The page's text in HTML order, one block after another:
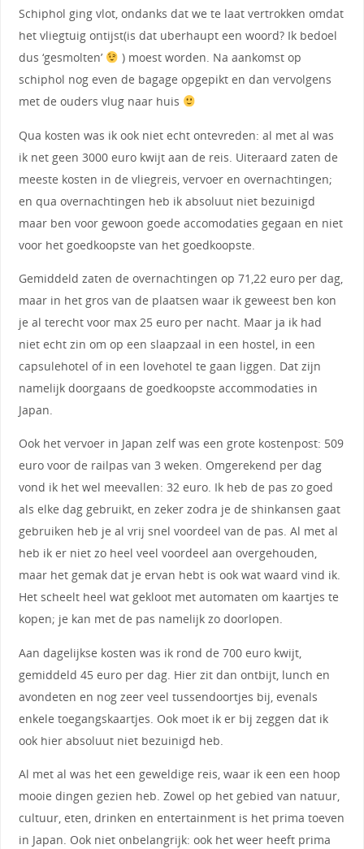
Schiphol ging vlot, ondanks dat we te laat vertrokken omdat
het vliegtuig ontijst(is dat uberhaupt een woord? Ik bedoel
dus ‘gesmolten’
) moest worden. Na aankomst op
schiphol nog even de bagage opgepikt en dan vervolgens
met de ouders vlug naar huis
Qua kosten was ik ook niet echt ontevreden: al met al was
ik net geen 3000 euro kwijt aan de reis. Uiteraard zaten de
meeste kosten in de vliegreis, vervoer en overnachtingen;
en qua overnachtingen heb ik absoluut niet bezuinigd
maar ben voor gewoon goede accomodaties gegaan en niet
voor het goedkoopste van het goedkoopste.
Gemiddeld zaten de overnachtingen op 71,22 euro per dag,
maar in het gros van de plaatsen waar ik geweest ben kon
je al terecht voor max 25 euro per nacht. Maar ja ik had
niet echt zin om op een slaapzaal in een hostel, in een
capsulehotel of in een lovehotel te gaan liggen. Dat zijn
namelijk doorgaans de goedkoopste accommodaties in
Japan.
Ook het vervoer in Japan zelf was een grote kostenpost: 509
euro voor de railpas van 3 weken. Omgerekend per dag
vond ik het wel meevallen: 32 euro. Ik heb de pas zo goed
als elke dag gebruikt, en zeker zodra je de shinkansen gaat
gebruiken heb je al vrij snel voordeel van de pas. Al met al
heb ik er niet zo heel veel voordeel aan overgehouden,
maar het gemak dat je ervan hebt is ook wat waard vind ik.
Het scheelt heel wat gekloot met automaten om kaartjes te
kopen; je kan met de pas namelijk zo doorlopen.
Aan dagelijkse kosten was ik rond de 700 euro kwijt,
gemiddeld 45 euro per dag. Hier zit dan ontbijt, lunch en
avondeten en nog zeer veel tussendoortjes bij, evenals
enkele toegangskaartjes. Ook moet ik er bij zeggen dat ik
ook hier absoluut niet bezuinigd heb.
Al met al was het een geweldige reis, waar ik een een hoop
mooie dingen gezien heb. Zowel op het gebied van natuur,
cultuur, eten, drinken en entertainment is het prima toeven
in Japan. Ook niet onbelangrijk: ook het weer heeft prima